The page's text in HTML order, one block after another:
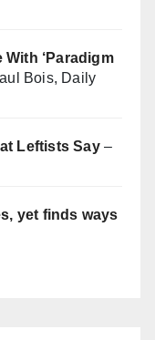
‘Paradigm
Bois, Daily
Leftists Say–
yet finds ways